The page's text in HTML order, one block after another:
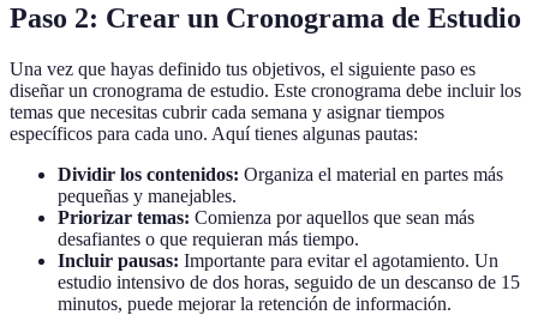
Paso 2: Crear un Cronograma de Estudio
Una vez que hayas definido tus objetivos, el siguiente paso es
diseñar un cronograma de estudio. Este cronograma debe incluir los
temas que necesitas cubrir cada semana y asignar tiempos
específicos para cada uno. Aquí tienes algunas pautas:
Dividir los contenidos: Organiza el material en partes más
pequeñas y manejables.
Priorizar temas: Comienza por aquellos que sean más
desafiantes o que requieran más tiempo.
Incluir pausas: Importante para evitar el agotamiento. Un
estudio intensivo de dos horas, seguido de un descanso de 15
minutos, puede mejorar la retención de información.